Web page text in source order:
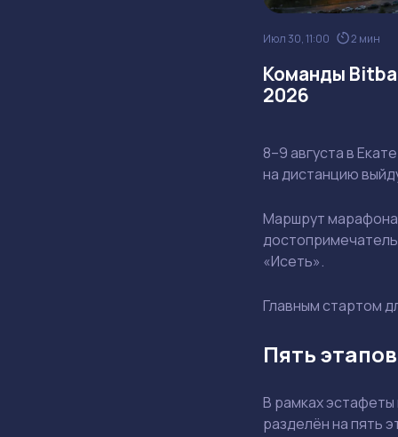
Июл 30, 11:00 2 мин
Команды
2026
8–9 августа в
на дистанцию
Маршрут марафона
«Исеть».
Главным стартом
Пять
В рамках
разделён на пять